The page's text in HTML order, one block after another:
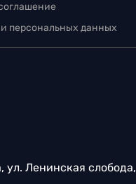
персональных данных
ул. Ленинская слобода,